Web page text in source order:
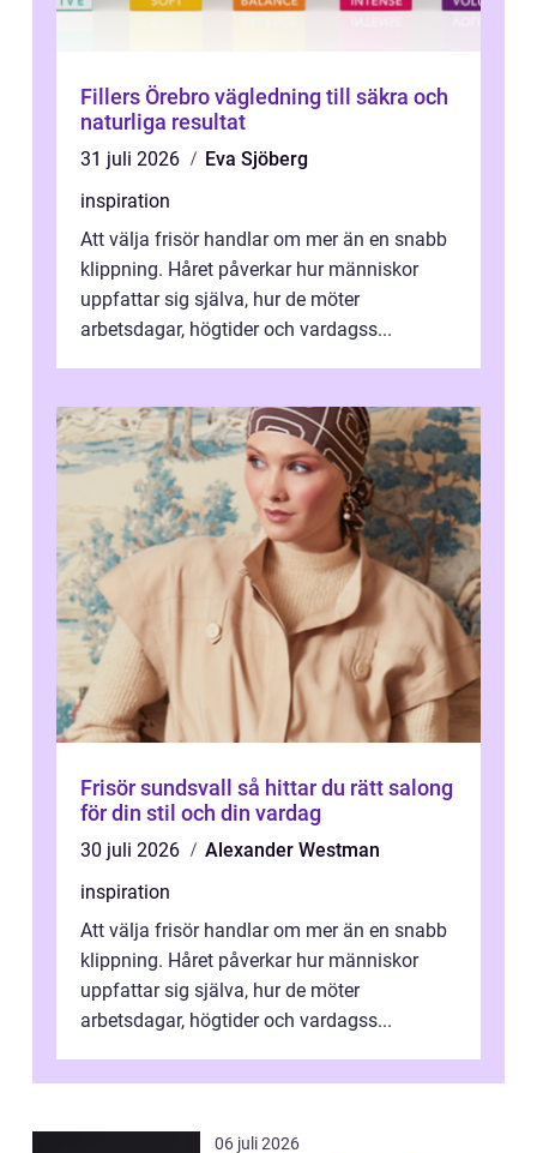
Fillers Örebro vägledning till säkra och
naturliga resultat
31 juli 2026
Eva Sjöberg
inspiration
Att välja frisör handlar om mer än en snabb
klippning. Håret påverkar hur människor
uppfattar sig själva, hur de möter
arbetsdagar, högtider och vardagss...
Frisör sundsvall så hittar du rätt salong
för din stil och din vardag
30 juli 2026
Alexander Westman
inspiration
Att välja frisör handlar om mer än en snabb
klippning. Håret påverkar hur människor
uppfattar sig själva, hur de möter
arbetsdagar, högtider och vardagss...
06 juli 2026